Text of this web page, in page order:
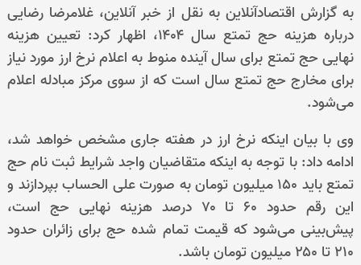
به گزارش اقتصادآنلاین به نقل از خبر آنلاین، غلامرضا رضایی
درباره هزینه حج تمتع سال ۱۴۰۴، اظهار کرد: تعیین هزینه
نهایی حج تمتع برای سال آینده منوط به اعلام نرخ ارز مورد نیاز
برای مخارج حج تمتع سال است که از سوی مرکز مبادله اعلام
می‌شود.
وی با بیان اینکه نرخ ارز در هفته جاری مشخص خواهد شد،
ادامه داد: با توجه به اینکه متقاضیان واجد شرایط ثبت نام حج
تمتع باید ۱۵۰ میلیون تومان به صورت علی الحساب بپردازند و
این رقم حدود ۶۰ تا ۷۰ درصد هزینه نهایی حج است،
پیش‌بینی می‌شود که قیمت تمام شده حج برای زائران حدود
۲۱۰ تا ۲۵۰ میلیون تومان باشد.